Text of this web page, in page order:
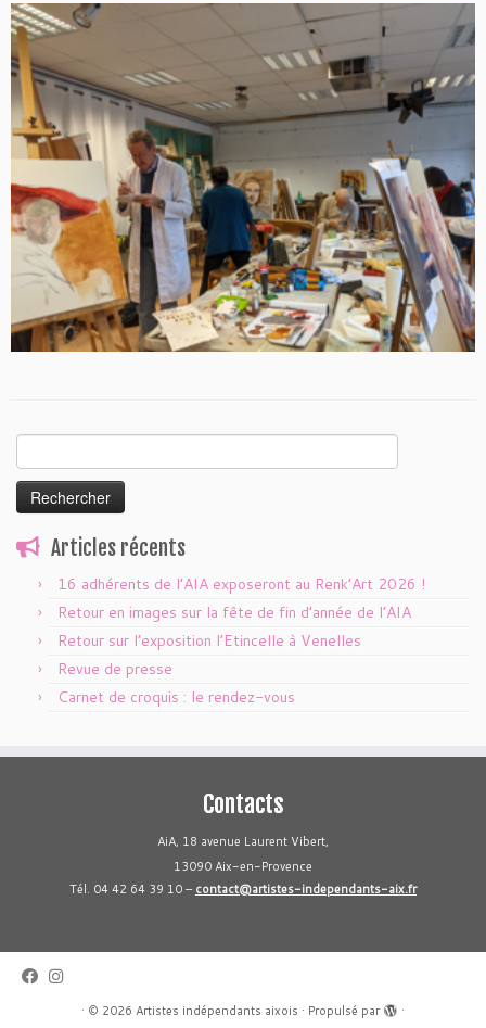
Articles récents
16 adhérents de l’AIA exposeront au Renk’Art 2026 !
Retour en images sur la fête de fin d’année de l’AIA
Retour sur l’exposition l’Etincelle à Venelles
Revue de presse
Carnet de croquis : le rendez-vous
Contacts
AiA, 18 avenue Laurent Vibert,
13090 Aix-en-Provence
Tél. 04 42 64 39 10 –contact@artistes-independants-aix.fr
· © 2026 Artistes indépendants aixois · Propulsé par
·